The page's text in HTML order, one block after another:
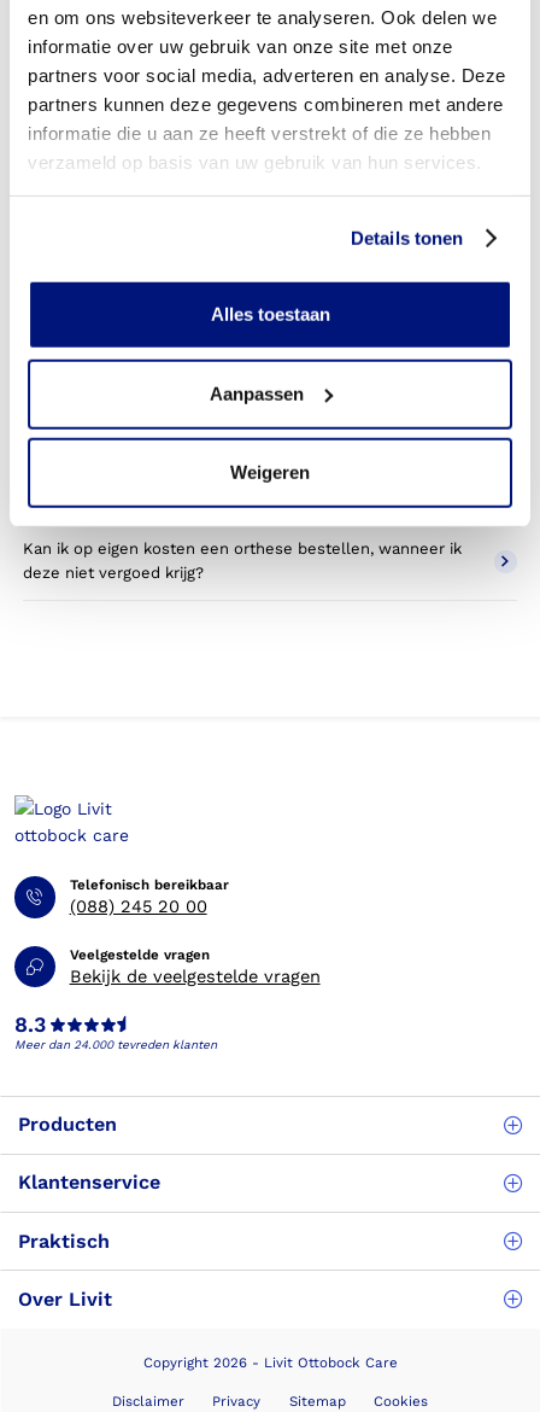
en om ons websiteverkeer te analyseren. Ook delen we
informatie over uw gebruik van onze site met onze
partners voor social media, adverteren en analyse. Deze
partners kunnen deze gegevens combineren met andere
informatie die u aan ze heeft verstrekt of die ze hebben
verzameld op basis van uw gebruik van hun services.
Details tonen
Alles toestaan
Aanpassen
Weigeren
Is de bovenbeen orthese individueel vervaardigd of
verkrijgbaar in confectie standaard uitvoeringen?
Is de bovenbeen orthese mijn eigendom?
Wanneer mag mijn bovenbeen orthese vervangen worden?
orthese toestemming nodig van mijn zorgverzekeraar?
Kan ik een reserve bovenbeen orthese vergoed krijgen?
Wat valt er binnen de vergoeding van een bovenbeen
orthese?
betaald door mijn zorgverzekering?
Kan ik op eigen kosten een orthese bestellen, wanneer ik
deze niet vergoed krijg?
Telefonisch bereikbaar
(088) 245 20 00
Veelgestelde vragen
Bekijk de veelgestelde vragen
8.3
Meer dan 24.000 tevreden klanten
Producten
Klantenservice
Praktisch
Over Livit
Copyright 2026 - Livit Ottobock Care
Disclaimer Privacy Sitemap Cookies